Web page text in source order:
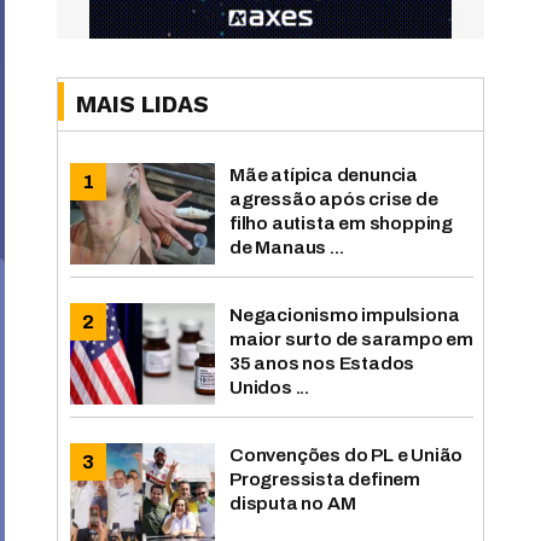
MAIS LIDAS
Mãe atípica denuncia
agressão após crise de
filho autista em shopping
de Manaus ...
Negacionismo impulsiona
maior surto de sarampo em
35 anos nos Estados
Unidos ...
Convenções do PL e União
Progressista definem
disputa no AM